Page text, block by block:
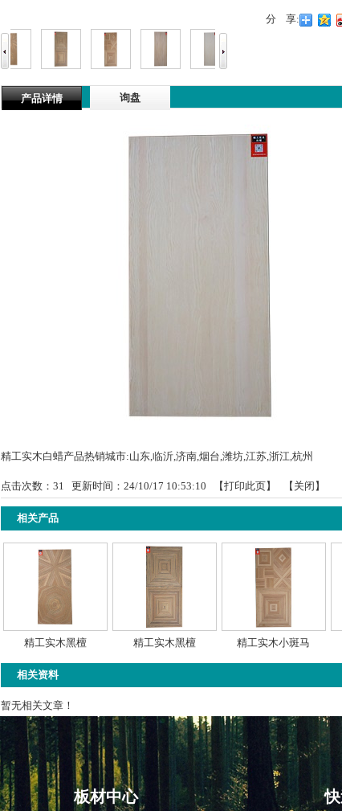
分 享:
产品详情 询盘
精工实木白蜡产品热销城市:山东,临沂,济南,烟台,潍坊,江苏,浙江,杭州
点击次数： 31 更新时间：24/10/17 10:53:10 【打印此页】 【关闭】
相关产品
精工实木黑檀 精工实木黑檀 精工实木小斑马
相关资料
暂无相关文章！
板材中心